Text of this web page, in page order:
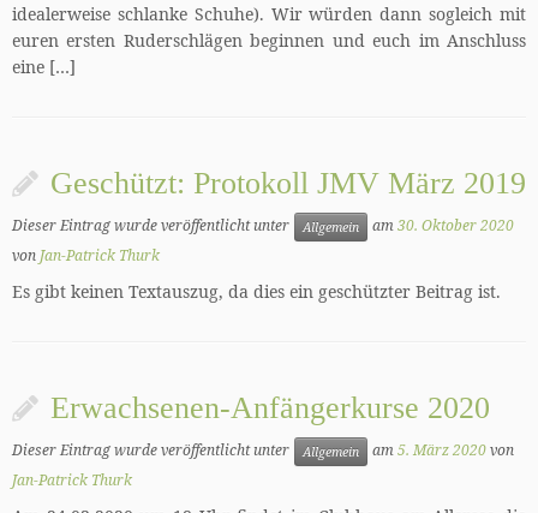
idealerweise schlanke Schuhe). Wir würden dann sogleich mit
euren ersten Ruderschlägen beginnen und euch im Anschluss
eine […]
Geschützt: Protokoll JMV März 2019
Dieser Eintrag wurde veröffentlicht unter Allgemein am30. Oktober 2020
von Jan-Patrick Thurk
Es gibt keinen Textauszug, da dies ein geschützter Beitrag ist.
Erwachsenen-Anfängerkurse 2020
Dieser Eintrag wurde veröffentlicht unter Allgemein am5. März 2020von
Jan-Patrick Thurk